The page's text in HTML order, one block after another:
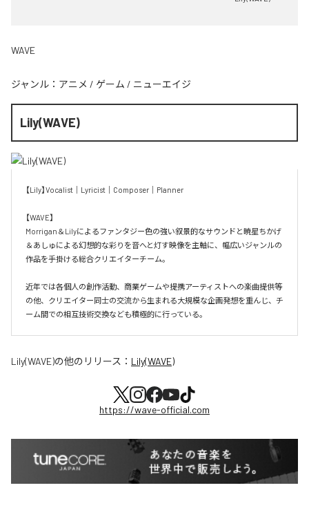
WAVE
ジャンル： アニメ / ゲーム / ニューエイジ
Lily(WAVE)
【Lily】Vocalist｜Lyricist｜Composer｜Planner
【WAVE】
Morrigan＆Lilyによるファンタジー色の強い叙景的なサウンドと暁星ちかげ
＆あしゅによる幻想的な彩りを音へと灯す映像を主軸に、幅広いジャンルの
作品を手掛ける総合クリエイターチーム。
近年では各個人の創作活動、商業ゲームや提携アーティストへの楽曲提供等
の他、クリエイター同士の交流から生まれる大規模な企画発想を重んじ、チ
ーム間での相互技術交換なども積極的に行っている。
Lily(WAVE)の他のリリース： Lily(WAVE)
https://wave-official.com